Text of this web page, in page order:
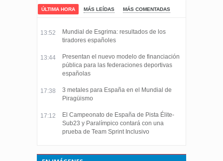
ÚLTIMA HORA MÁS LEÍDAS MÁS COMENTADAS
13:52
Mundial de Esgrima: resultados de los
tiradores españoles
13:44
Presentan el nuevo modelo de financiación
pública para las federaciones deportivas
españolas
17:38
3 metales para España en el Mundial de
Piragüismo
17:12
El Campeonato de España de Pista Élite-
Sub23 y Paralímpico contará con una
prueba de Team Sprint Inclusivo